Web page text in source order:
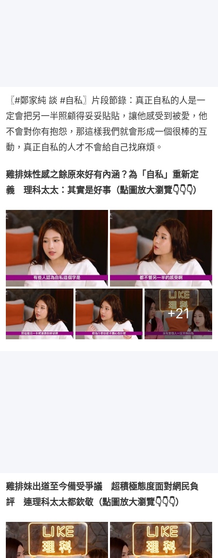
〖#鄭家純​ 談 #自私​〗片段節錄：真正自私的人是一
定會把另一半照顧得妥妥貼貼，讓他感受到被愛，他
不會對你有抱怨，那這樣我們就會形成一個很棒的互
動，真正自私的人才不會給自己找麻煩。
雞排妹性感之餘原來好有內涵？為「自私」重新定
義　理科太太：其實是好事（點圖放大瀏覽👇👇👇）
+21
雞排妹出道至今備受爭議　超積極態度面對網民負
評　連理科太太都欽敬（點圖放大瀏覽👇👇👇）